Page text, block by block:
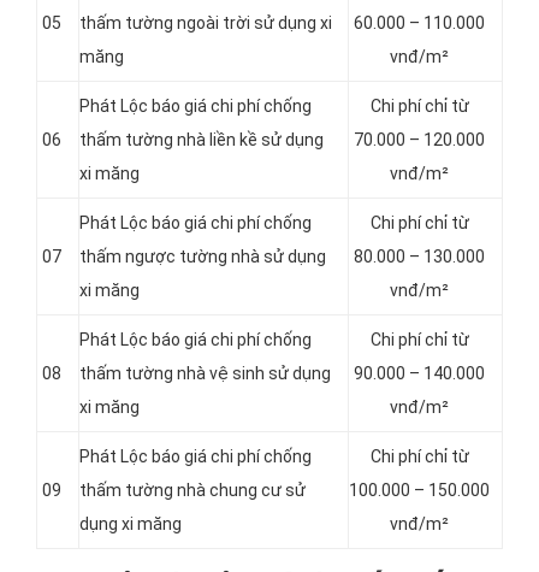
05
thấm tường ngoài trời sử dụng xi
măng
60.000 – 110.000
vnđ/m²
06
Phát Lộc báo giá chi phí chống
thấm tường nhà liền kề sử dụng
xi măng
Chi phí chỉ từ
70.000 – 120.000
vnđ/m²
07
Phát Lộc báo giá chi phí chống
thấm ngược tường nhà sử dụng
xi măng
Chi phí chỉ từ
80.000 – 130.000
vnđ/m²
08
Phát Lộc báo giá chi phí chống
thấm tường nhà vệ sinh sử dụng
xi măng
Chi phí chỉ từ
90.000 – 140.000
vnđ/m²
09
Phát Lộc báo giá chi phí chống
thấm tường nhà chung cư sử
dụng xi măng
Chi phí chỉ từ
100.000 – 150.000
vnđ/m²